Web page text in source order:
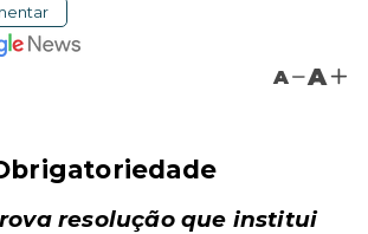
A A
resolução que institui